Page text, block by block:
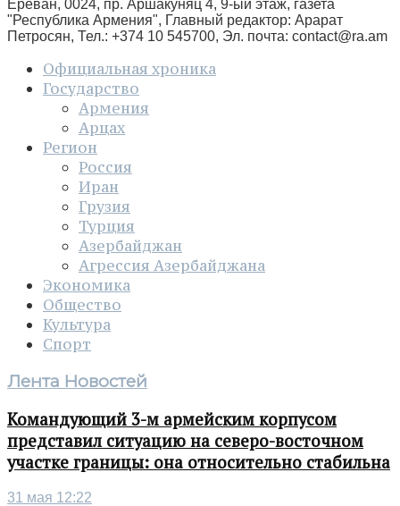
Ереван, 0024, пр. Аршакуняц 4, 9-ый этаж, газета
"Республика Армения", Главный редактор: Арарат
Петросян, Тел.: +374 10 545700, Эл. почта: contact@ra.am
Официальная хроника
Государство
Армения
Арцах
Регион
Россия
Иран
Грузия
Турция
Азербайджан
Агрессия Азербайджана
Экономика
Общество
Культура
Спорт
Лента Новостей
Командующий 3-м армейским корпусом
представил ситуацию на северо-восточном
участке границы: она относительно стабильна
31 мая 12:22